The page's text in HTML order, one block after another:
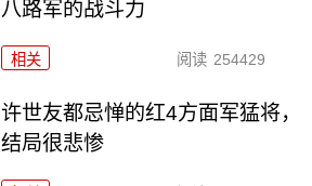
八路军的战斗力
相关 阅读 254429
许世友都忌惮的红4方面军猛将，
结局很悲惨